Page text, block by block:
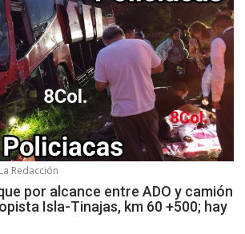
La Redacción
por alcance entre ADO y camión
Isla-Tinajas, km 60 +500; hay